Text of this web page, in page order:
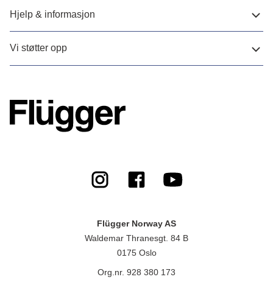
Hjelp & informasjon
Vi støtter opp
Flügger Norway AS
Waldemar Thranesgt. 84 B
0175 Oslo
Org.nr. 928 380 173